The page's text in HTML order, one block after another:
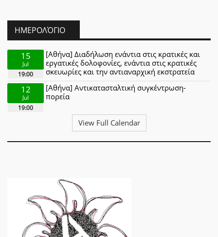
ΗΜΕΡΟΛΌΓΙΟ
15
Jul
19:00
[Αθήνα] Διαδήλωση ενάντια στις κρατικές και
εργατικές δολοφονίες, ενάντια στις κρατικές
σκευωρίες και την αντιαναρχική εκστρατεία
12
Jul
19:00
[Αθήνα] Αντικατασταλτική συγκέντρωση-
πορεία
View Full Calendar